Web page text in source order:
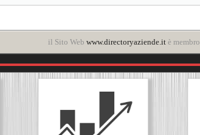
il Sito Web www.directoryaziende.it è